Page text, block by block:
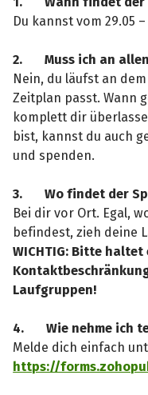
Du kannst vom 29.05
2.
Muss ich an
Nein, du läufst an
Zeitplan passt. Wann
komplett dir
bist, kannst du auch
und spenden.
3.
Wo findet der
Bei dir vor Ort. Egal,
befindest, zieh deine
WICHTIG: Bitte
Laufgruppen!
4.
Wie nehme ich
Melde dich einfach
https://